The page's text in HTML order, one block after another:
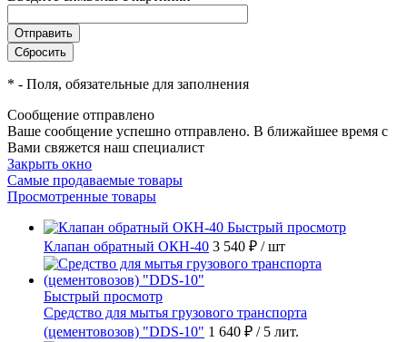
* - Поля, обязательные для заполнения
Сообщение отправлено
Ваше сообщение успешно отправлено. В ближайшее время с
Вами свяжется наш специалист
Закрыть окно
Самые продаваемые товары
Просмотренные товары
Быстрый просмотр
Клапан обратный ОКН-40 3 540 ₽ / шт
Быстрый просмотр
Средство для мытья грузового транспорта
(цементовозов) "DDS-10" 1 640 ₽ / 5 лит.